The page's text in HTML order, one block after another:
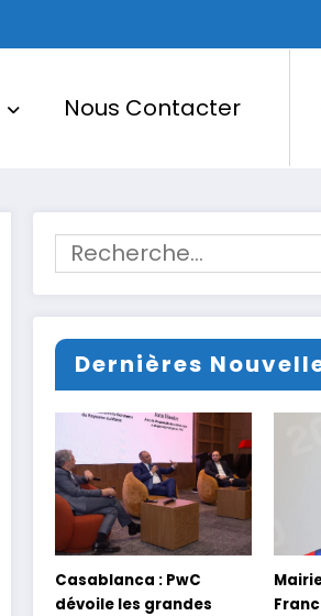
Nous Contacter
Dernières
Casablanca : PwC
dévoile les grandes